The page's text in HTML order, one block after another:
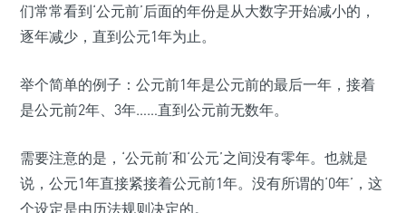
们常常看到‘公元前’后面的年份是从大数字开始减小的，
逐年减少，直到公元1年为止。
举个简单的例子：公元前1年是公元前的最后一年，接着
是公元前2年、3年……直到公元前无数年。
需要注意的是，‘公元前’和‘公元’之间没有零年。也就是
说，公元1年直接紧接着公元前1年。没有所谓的‘0年’，这
个设定是由历法规则决定的。